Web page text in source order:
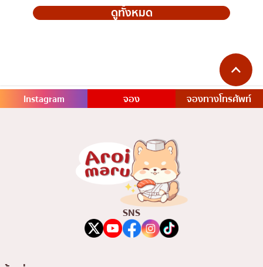
ดูทั้งหมด
Instagram จอง จองทางโทรศัพท์
SNS